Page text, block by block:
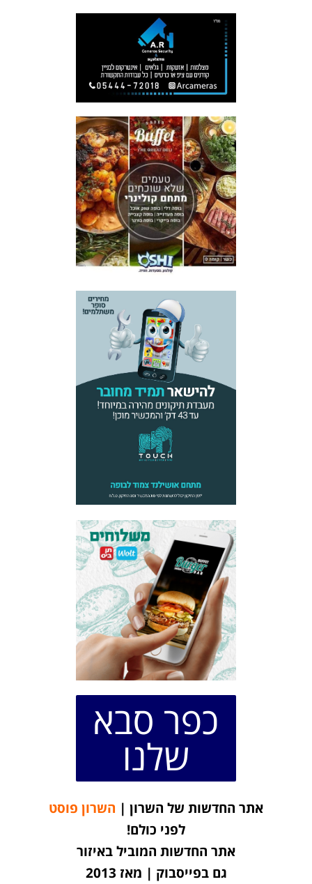
כפר סבא
שלנו
אתר החדשות של השרון | השרון פוסט
לפני כולם!
אתר החדשות המוביל באיזור
גם בפייסבוק | מאז 2013